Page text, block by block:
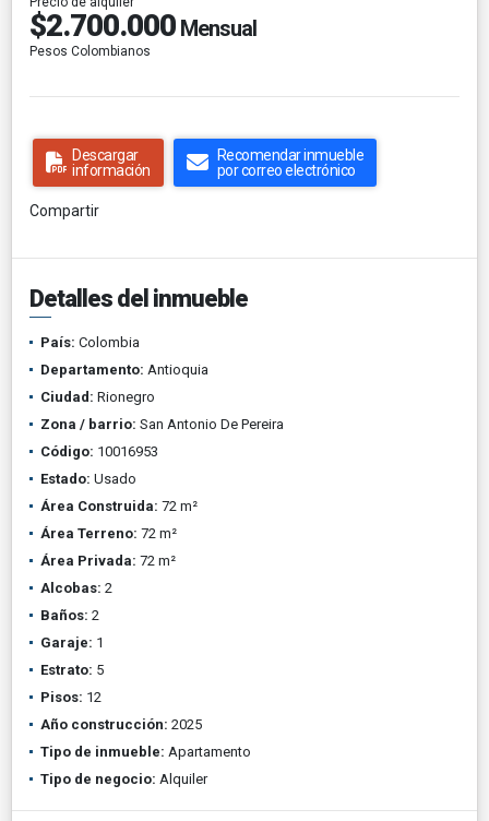
$2.700.000 Mensual
Pesos Colombianos
Descargar
información
Recomendar inmueble
por correo electrónico
Compartir
Detalles del inmueble
País: Colombia
Departamento: Antioquia
Ciudad: Rionegro
Zona / barrio: San Antonio De Pereira
Código: 10016953
Estado: Usado
Área Construida: 72 m²
Área Terreno: 72 m²
Área Privada: 72 m²
Alcobas: 2
Baños: 2
Garaje: 1
Estrato: 5
Pisos: 12
Año construcción: 2025
Tipo de inmueble: Apartamento
Tipo de negocio: Alquiler